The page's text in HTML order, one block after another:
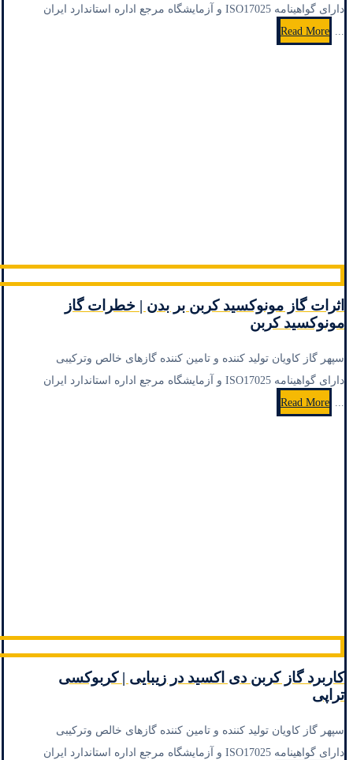
دارای گواهینامه ISO17025 و آزمایشگاه مرجع اداره استاندارد ایران
Read More
اثرات گاز مونوکسید کربن بر بدن | خطرات گاز
مونوکسید کربن
سپهر گاز کاویان تولید کننده و تامین کننده گازهای خالص وترکیبی
دارای گواهینامه ISO17025 و آزمایشگاه مرجع اداره استاندارد ایران
...
Read More
کاربرد گاز کربن دی‌ اکسید در زیبایی | کربوکسی
تراپی
سپهر گاز کاویان تولید کننده و تامین کننده گازهای خالص وترکیبی
دارای گواهینامه ISO17025 و آزمایشگاه مرجع اداره استاندارد ایران